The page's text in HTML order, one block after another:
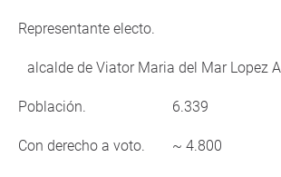
Representante electo.
alcalde de Viator Maria del Mar Lopez
Población. 6.339
Con derecho a voto. ~ 4.800